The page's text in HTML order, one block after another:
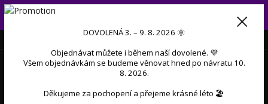
Od 3. do 9. 8. 2026 budeme mít dovolenou 💜 Objednávky přijaté
během dovolené začneme postupně zpracovávat po návratu 💜
DOVOLENÁ 3. – 9. 8. 2026 🌞
Objednávat můžete i během naší dovolené. 💜
Všem objednávkám se budeme věnovat hned po návratu 10.
8. 2026.
Děkujeme za pochopení a přejeme krásné léto 🏖️